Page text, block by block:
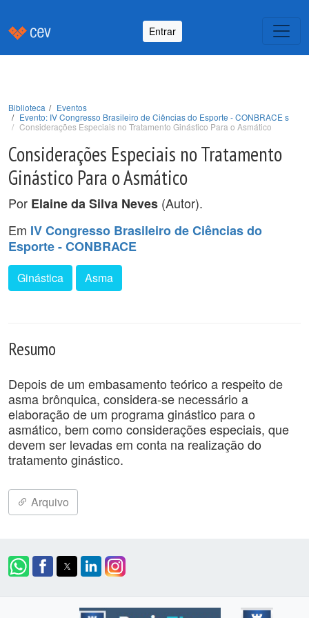
Entrar
Biblioteca
Eventos
Evento: IV Congresso Brasileiro de Ciências do Esporte - CONBRACE s
Considerações Especiais no Tratamento Ginástico Para o Asmático
Considerações Especiais no Tratamento
Ginástico Para o Asmático
Por Elaine da Silva Neves (Autor).
Em IV Congresso Brasileiro de Ciências do
Esporte - CONBRACE
Ginástica Asma
Resumo
Depois de um embasamento teórico a respeito de
asma brônquica, considera-se necessário a
elaboração de um programa ginástico para o
asmático, bem como considerações especiais, que
devem ser levadas em conta na realização do
tratamento ginástico.
Arquivo